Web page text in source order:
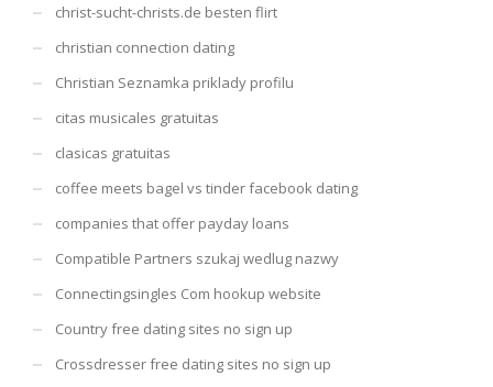
christ-sucht-christs.de besten flirt
christian connection dating
Christian Seznamka priklady profilu
citas musicales gratuitas
clasicas gratuitas
coffee meets bagel vs tinder facebook dating
companies that offer payday loans
Compatible Partners szukaj wedlug nazwy
Connectingsingles Com hookup website
Country free dating sites no sign up
Crossdresser free dating sites no sign up